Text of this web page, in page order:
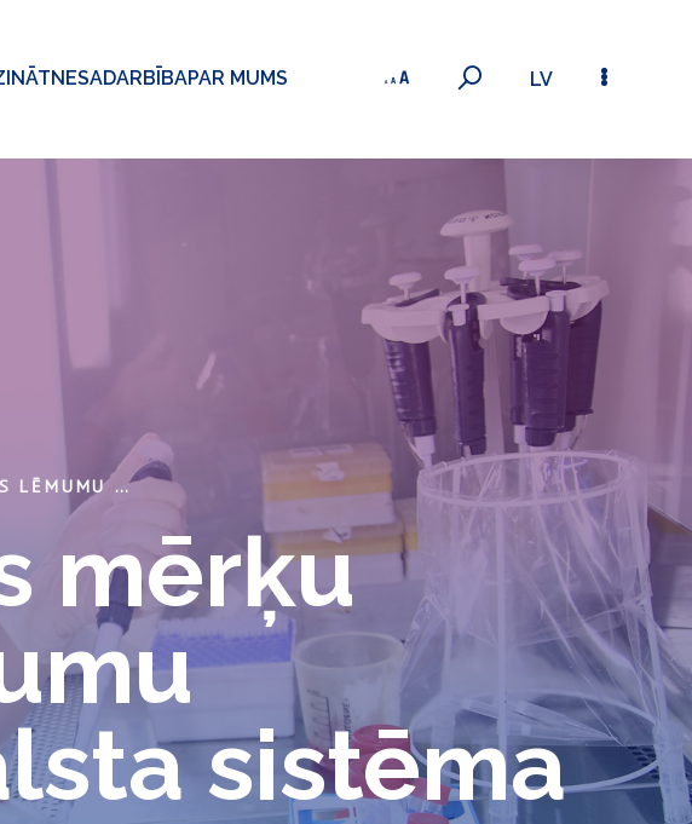
SADARBĪBAPAR MUMS LV
KLIMATNEITRALITĀTES MĒRĶU SASNIEGŠANAS LĒMUMU PIEŅEMŠANAS ATBALSTA SISTĒMA
mērķu
sistēma